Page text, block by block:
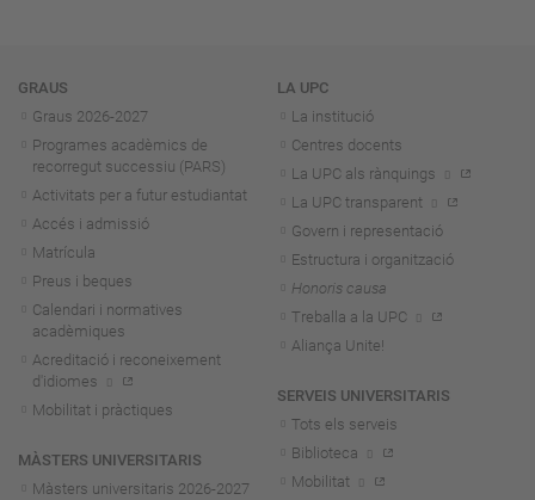
Navegació
GRAUS
Graus 2026-2027
Programes acadèmics de
recorregut successiu (PARS)
Activitats per a futur estudiantat
Accés i admissió
Matrícula
Preus i beques
Calendari i normatives
acadèmiques
Acreditació i reconeixement
d'idiomes
Mobilitat i pràctiques
MÀSTERS UNIVERSITARIS
Màsters universitaris 2026-2027
LA UPC
La institució
Centres docents
La UPC als rànquings
La UPC transparent
Govern i representació
Estructura i organització
Honoris causa
Treballa a la UPC
Aliança Unite!
SERVEIS UNIVERSITARIS
Tots els serveis
Biblioteca
Mobilitat